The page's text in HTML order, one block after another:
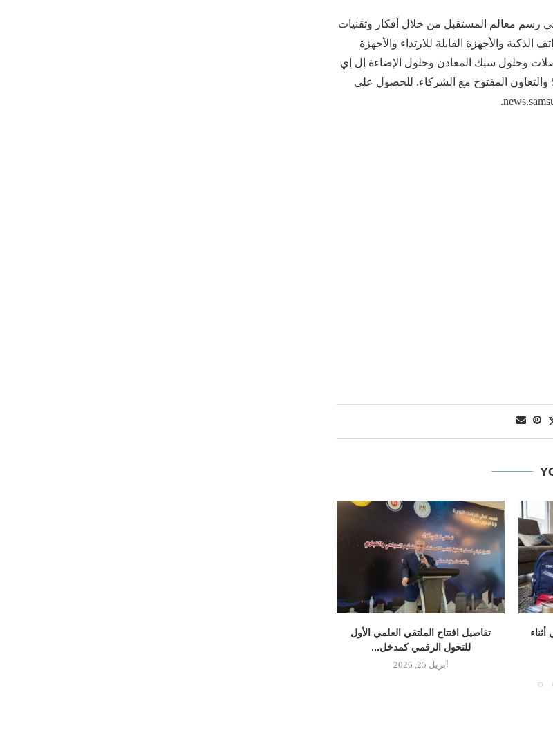
رسم معالم المستقبل من خلال أفكار وتقنيات
والأجهزة القابلة للارتداء والأجهزة
وحلول سبك المعادن وحلول الإضاءة إل إي
دي LED. وتلتزم بتقديم تجربة متصلة وموحّدة عبر منظومة SmartThings والتعاون المفتوح مع الشركاء. للحصول على
تفاصيل افتتاح الملتقي العلمي الأول
للتحول الرقمي كمدخل...
أبريل 25, 2026